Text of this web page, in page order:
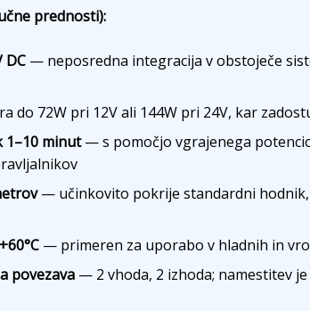
prednosti):
DC— neposredna integracija v obstoječe
do 72W pri 12V ali 144W pri 24V, kar
1–10 minut— s pomočjo vgrajenega
— učinkovito pokrije standardni
— primeren za uporabo v hladnih in
povezava— 2 vhoda, 2 izhoda; namestitev